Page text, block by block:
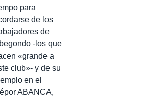
para
de los
de
-los que
«grande a
club»- y de su
en el
ABANCA,